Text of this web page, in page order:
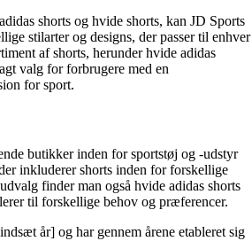
shorts og hvide shorts, kan JD Sports
stilarter og designs, der passer til enhver
af shorts, herunder hvide adidas
valg for forbrugere med en
for sport.
butikker inden for sportstøj og -udstyr
inkluderer shorts inden for forskellige
finder man også hvide adidas shorts
til forskellige behov og præferencer.
år] og har gennem årene etableret sig